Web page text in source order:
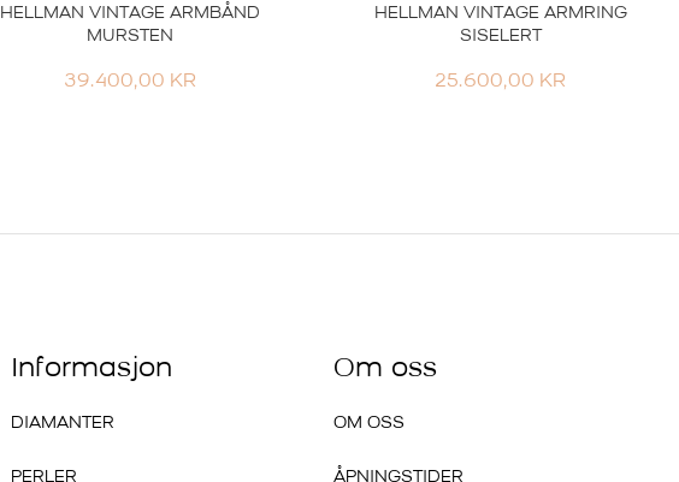
HELLMAN VINTAGE ARMBÅND
MURSTEN
39.400,00 KR
HELLMAN VINTAGE ARMRING
SISELERT
25.600,00 KR
Informasjon
DIAMANTER
PERLER
Om oss
OM OSS
ÅPNINGSTIDER